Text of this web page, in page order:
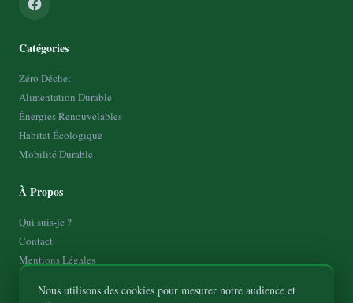
Catégories
Zéro Déchet
Alimentation Durable
Énergies Renouvelables
Habitat Écologique
Mobilité Durable
À Propos
Qui suis-je ?
Contact
Mentions Légales
Plan de site
Nous utilisons des cookies pour mesurer notre audience et